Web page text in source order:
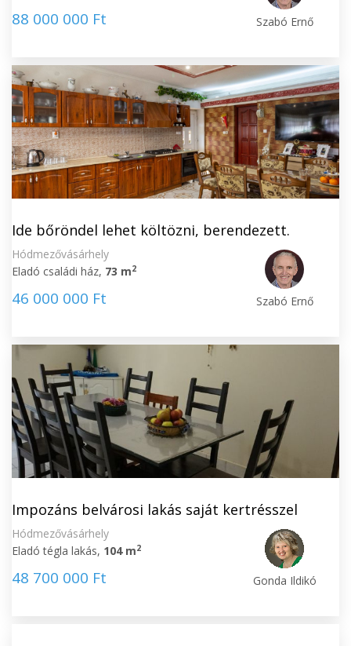
88 000 000 Ft Szabó Ernő
Ide bőröndel lehet költözni, berendezett.
Hódmezővásárhely
Eladó családi ház, 73 m2
46 000 000 Ft Szabó Ernő
Impozáns belvárosi lakás saját kertrésszel
Hódmezővásárhely
Eladó tégla lakás, 104 m2
48 700 000 Ft Gonda Ildikó